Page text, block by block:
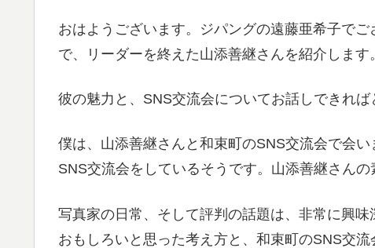
おはようございます。ジパングの遠藤亜希子で
で、リーダーを終えた山添善継さんを紹介します。
彼の魅力と、SNS交流会についてお話しできれば
僕は、山添善継さんと和束町のSNS交流会で会
SNS交流会をしているそうです。山添善継さん
写真家の日常、そして評判の話題は、非常に興
おもしろいと思った考え方と、和束町のSNS交